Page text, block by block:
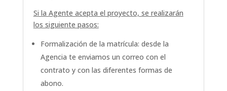
Si la Agente acepta el proyecto, se realizarán
los siguiente pasos:
Formalización de la matrícula: desde la
Agencia te enviamos un correo con el
contrato y con las diferentes formas de
abono.